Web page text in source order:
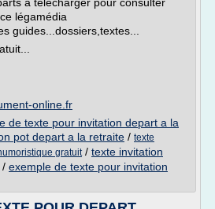
légamédia
guides...dossiers,textes...
online.fr
de texte pour invitation depart a la
pot depart a la retraite / texte
gratuit/ texte invitation
/ exemple de texte pour invitation